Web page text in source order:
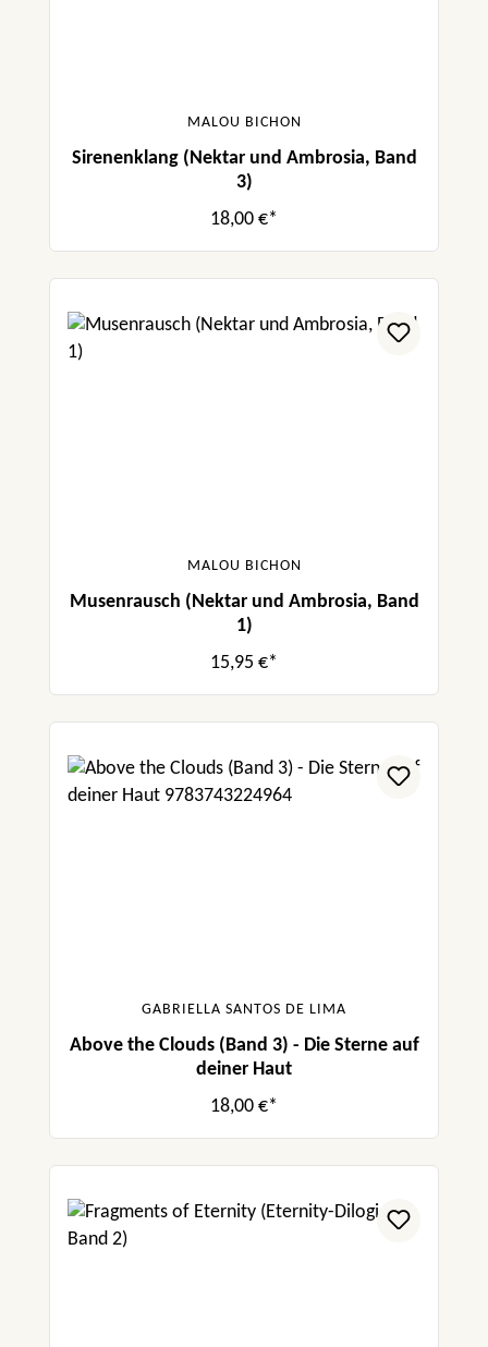
MALOU BICHON
Sirenenklang (Nektar und Ambrosia, Band
3)
18,00 €*
MALOU BICHON
Musenrausch (Nektar und Ambrosia, Band
1)
15,95 €*
GABRIELLA SANTOS DE LIMA
Above the Clouds (Band 3) - Die Sterne auf
deiner Haut
18,00 €*